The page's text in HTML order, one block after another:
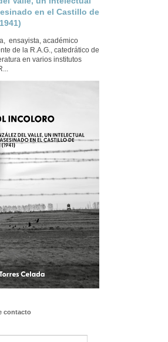
en el Castillo de
ensayista, académico
de la R.A.G., catedrático de
en varios institutos
contacto